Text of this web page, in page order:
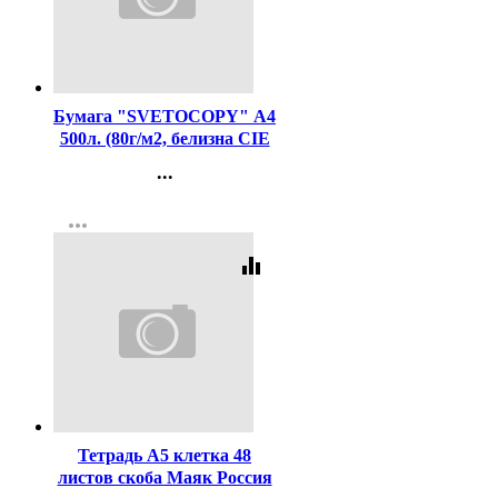
Бумага "SVETOCOPY" А4
500л. (80г/м2, белизна CIE
(Ст.5)
...
Регистрация
more_horiz
equalizer
Тетрадь А5 клетка 48
листов скоба Маяк Россия